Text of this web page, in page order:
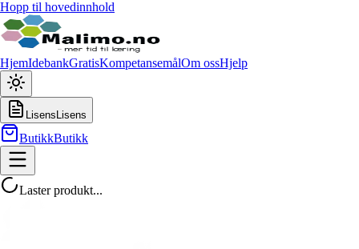
Hopp til hovedinnhold
HjemIdebankGratisKompetansemålOm ossHjelp
Lisens Lisens
ButikkButikk
Laster produkt...